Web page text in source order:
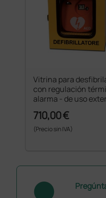
Vitrina para
con regulación
alarma - de uso
710,00 €
(Precio sin IVA)